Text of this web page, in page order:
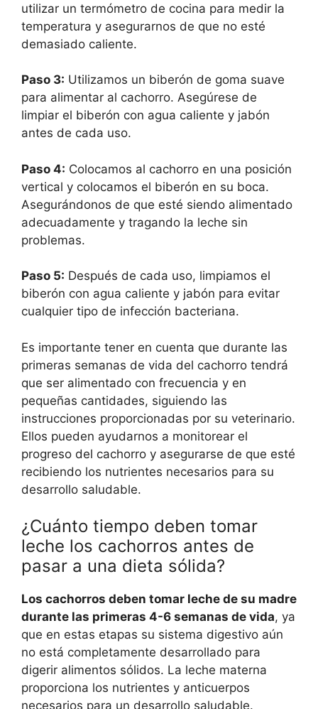
utilizar un termómetro de cocina para medir la
temperatura y asegurarnos de que no esté
demasiado caliente.
Paso 3: Utilizamos un biberón de goma suave
para alimentar al cachorro. Asegúrese de
limpiar el biberón con agua caliente y jabón
antes de cada uso.
Paso 4: Colocamos al cachorro en una posición
vertical y colocamos el biberón en su boca.
Asegurándonos de que esté siendo alimentado
adecuadamente y tragando la leche sin
problemas.
Paso 5: Después de cada uso, limpiamos el
biberón con agua caliente y jabón para evitar
cualquier tipo de infección bacteriana.
Es importante tener en cuenta que durante las
primeras semanas de vida del cachorro tendrá
que ser alimentado con frecuencia y en
pequeñas cantidades, siguiendo las
instrucciones proporcionadas por su veterinario.
Ellos pueden ayudarnos a monitorear el
progreso del cachorro y asegurarse de que esté
recibiendo los nutrientes necesarios para su
desarrollo saludable.
¿Cuánto tiempo deben tomar
leche los cachorros antes de
pasar a una dieta sólida?
Los cachorros deben tomar leche de su madre
durante las primeras 4-6 semanas de vida, ya
que en estas etapas su sistema digestivo aún
no está completamente desarrollado para
digerir alimentos sólidos. La leche materna
proporciona los nutrientes y anticuerpos
necesarios para un desarrollo saludable.